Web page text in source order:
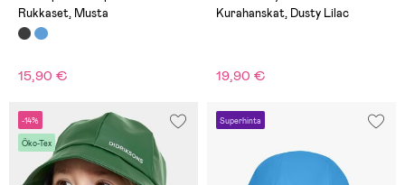
Rukkaset, Musta
15,90 €
Kurahanskat, Dusty Lilac
19,90 €
-14%
Öko-Tex
Superhinta